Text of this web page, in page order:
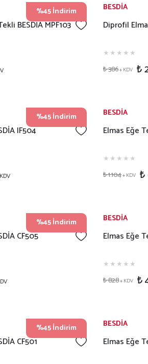
%45 İndirim
BESDİA MPF103
BESDİA
Diprofil
₺ 386+ KDV ₺
%45 İndirim
IF504
BESDİA
Elmas Eğe
₺ 1.104+ KDV
%45 İndirim
CF505
BESDİA
Elmas Eğe
₺ 828+ KDV ₺
%45 İndirim
CF501
BESDİA
Elmas Eğe